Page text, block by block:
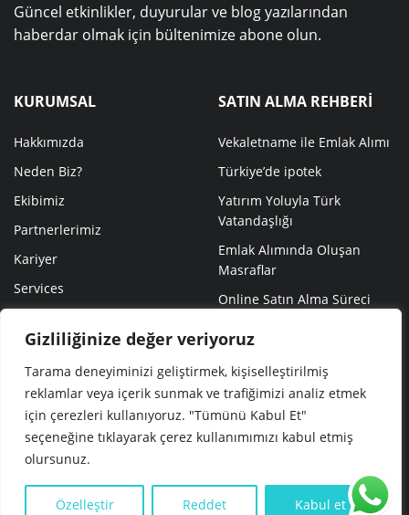
Gizliliğinize değer veriyoruz
Tarama deneyiminizi geliştirmek, kişiselleştirilmiş
reklamlar veya içerik sunmak ve trafiğimizi analiz etmek
için çerezleri kullanıyoruz. "Tümünü Kabul Et"
seçeneğine tıklayarak çerez kullanımımızı kabul etmiş
olursunuz.
Özelleştir Reddet Kabul et
Güncel etkinlikler, duyurular ve blog yazılarından
haberdar olmak için bültenimize abone olun.
KURUMSAL
Hakkımızda
Neden Biz?
Ekibimiz
Partnerlerimiz
Kariyer
Services
SATIN ALMA REHBERİ
Vekaletname ile Emlak Alımı
Türkiye’de ipotek
Yatırım Yoluyla Türk
Vatandaşlığı
Emlak Alımında Oluşan
Masraflar
Online Satın Alma Süreci
© NEVITA 2023 ALL RIGHTS RESERVED